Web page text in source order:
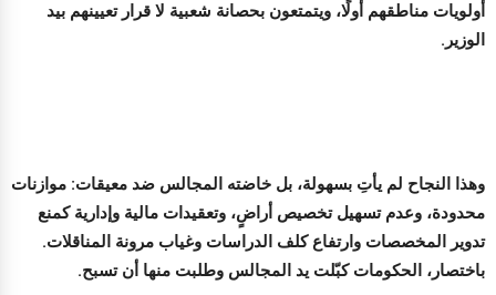
أولويات مناطقهم أولًا، ويتمتعون بحصانة شعبية لا قرار تعيينهم بيد
الوزير.
وهذا النجاح لم يأتِ بسهولة، بل خاضته المجالس ضد معيقات: موازنات
محدودة، وعدم تسهيل تخصيص أراضٍ، وتعقيدات مالية وإدارية كمنع
تدوير المخصصات وارتفاع كلف الدراسات وغياب مرونة المناقلات.
باختصار، الحكومات كبّلت يد المجالس وطلبت منها أن تسبح.